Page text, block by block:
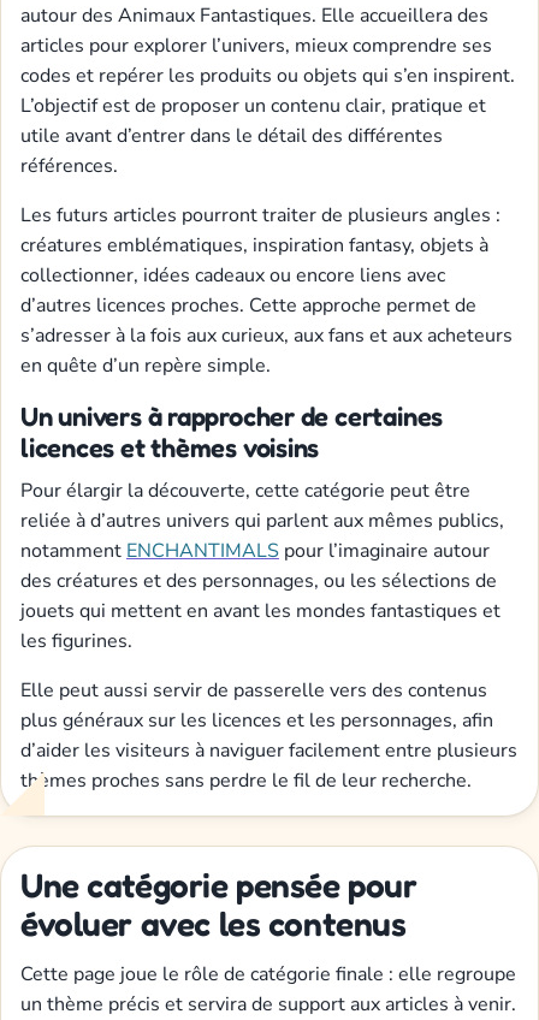
autour des Animaux Fantastiques. Elle accueillera des
articles pour explorer l’univers, mieux comprendre ses
codes et repérer les produits ou objets qui s’en inspirent.
L’objectif est de proposer un contenu clair, pratique et
utile avant d’entrer dans le détail des différentes
références.
Les futurs articles pourront traiter de plusieurs angles :
créatures emblématiques, inspiration fantasy, objets à
collectionner, idées cadeaux ou encore liens avec
d’autres licences proches. Cette approche permet de
s’adresser à la fois aux curieux, aux fans et aux acheteurs
en quête d’un repère simple.
Un univers à rapprocher de certaines
licences et thèmes voisins
Pour élargir la découverte, cette catégorie peut être
reliée à d’autres univers qui parlent aux mêmes publics,
notamment ENCHANTIMALS pour l’imaginaire autour
des créatures et des personnages, ou les sélections de
jouets qui mettent en avant les mondes fantastiques et
les figurines.
Elle peut aussi servir de passerelle vers des contenus
plus généraux sur les licences et les personnages, afin
d’aider les visiteurs à naviguer facilement entre plusieurs
thèmes proches sans perdre le fil de leur recherche.
Une catégorie pensée pour
évoluer avec les contenus
Cette page joue le rôle de catégorie finale : elle regroupe
un thème précis et servira de support aux articles à venir.